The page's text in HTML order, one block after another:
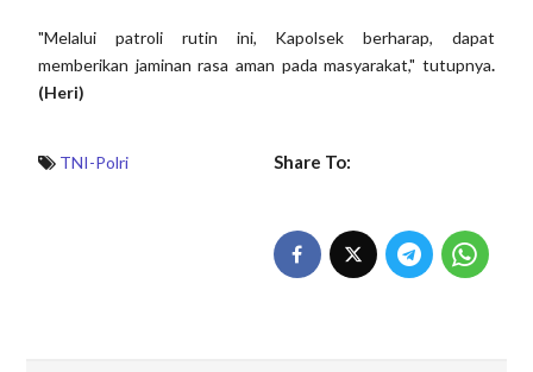
"Melalui patroli rutin ini, Kapolsek berharap, dapat
memberikan jaminan rasa aman pada masyarakat," tutupnya.
(Heri)
TNI-Polri Share To: